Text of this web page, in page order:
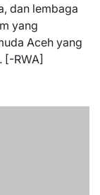
dan lembaga
yang
Aceh yang
[-RWA]